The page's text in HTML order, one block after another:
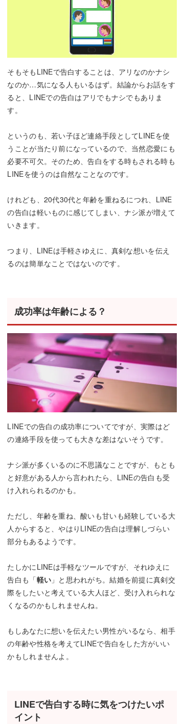
そもそもLINEで告白することは、アリなのかナシ
なのか…気になる人もいるはず。結論からお話をす
ると、LINEでの告白はアリでもナシでもありま
す。
というのも、若い子ほど連絡手段としてLINEを使
うことが当たり前になっているので、当然恋愛にも
必要不可欠。そのため、告白をする時もされる時も
LINEを使うのは自然なことなのです。
けれども、20代30代と年齢を重ねるにつれ、LINE
の告白は軽いものに感じてしまい、ナシ派が増えて
いきます。
つまり、LINEは手軽さゆえに、真剣な想いを伝え
るのは簡単なことではないのです。
成功率は年齢による？
LINEでの告白の成功率についてですが、実際はど
の連絡手段を使っても大きな差はないそうです。
ナシ派が多くいるのに不思議なことですが、もとも
と好意がある人から言われたら、LINEの告白も受
け入れられるのかも。
ただし、年齢を重ね、酸いも甘いも経験している大
人からすると、やはりLINEの告白は理解しづらい
部分もあるようです。
たしかにLINEは手軽なツールですが、それゆえに
告白も「軽い 」と思われがち。結婚を前提に真剣交
際をしたいと考えている大人ほど、受け入れられな
くなるのかもしれませんね。
もしあなたに想いを伝えたい男性がいるなら、相手
の年齢や性格を考えてLINEで告白をした方がいい
かもしれませんよ。
LINEで告白する時に気をつけたいポ
イント